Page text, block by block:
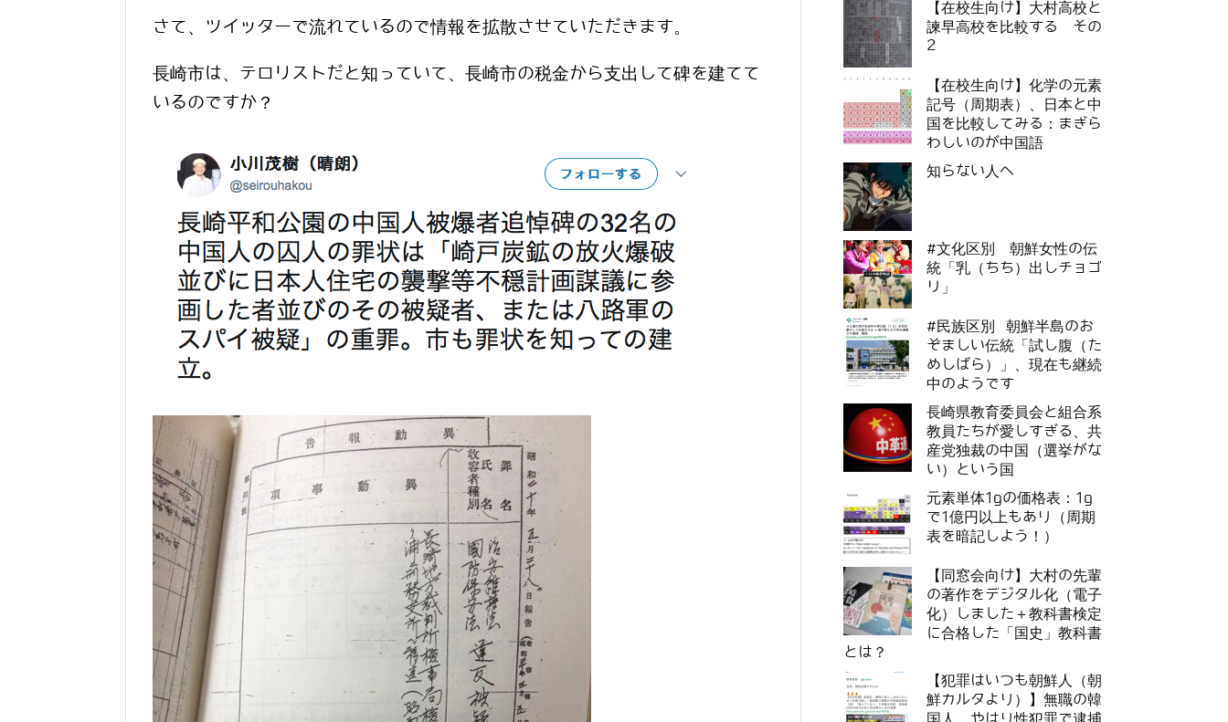
さて、ツイッターで流れているので情報を拡散させていただきます。
長崎市は、テロリストだと知っていて、長崎市の税金から支出して碑を建てて
いるのですか？
【在校生向け】大村高校と
諫早高校を比較する その
2
【在校生向け】化学の元素
記号（周期表）、日本と中
国を比較してみる：まぎら
わしいのが中国語
知らない人へ
#文化区別 朝鮮女性の伝
統「乳（ちち）出しチョゴ
リ」
#民族区別 朝鮮半島のお
ぞましい伝統「試し腹（た
めしばら）」、現在も継続
中のようです
長崎県教育委員会と組合系
教員たちが愛しすぎる、共
産党独裁の中国（選挙がな
い）という国
元素単体1gの価格表：1g
で1億円以上もあり（周期
表を暗記しよう！）
【同窓会向け】大村の先輩
の著作をデジタル化（電子
化）しました＋教科書検定
に合格した「国史」教科書
とは？
【犯罪はいつも朝鮮人（朝
鮮カルタより）】無職の韓